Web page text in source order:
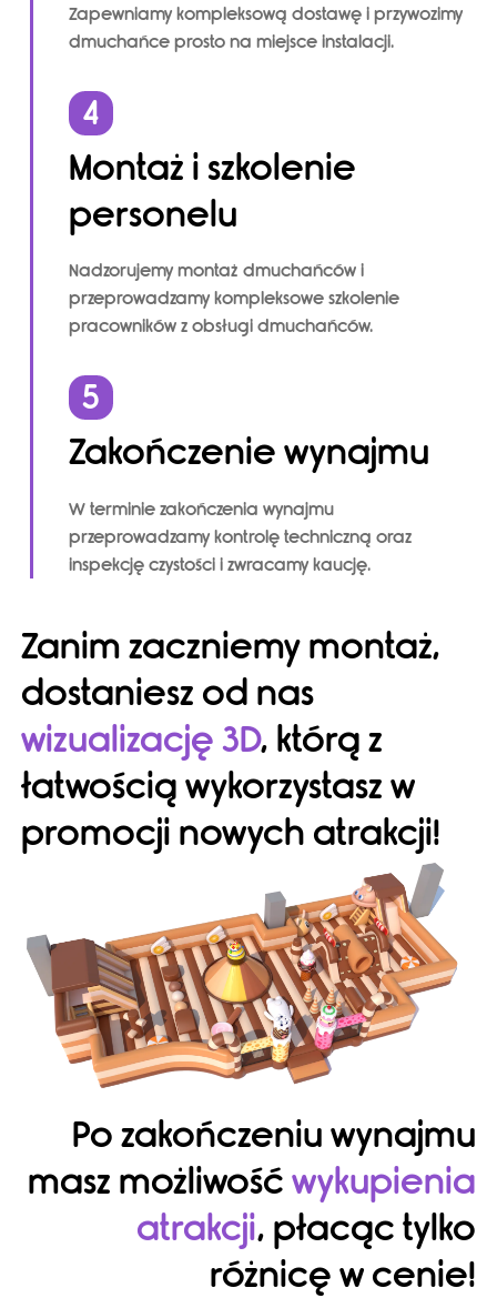
Zapewniamy kompleksową dostawę i przywozimy
dmuchańce prosto na miejsce instalacji.
4
Montaż i szkolenie
personelu
Nadzorujemy montaż dmuchańców i
przeprowadzamy kompleksowe szkolenie
pracowników z obsługi dmuchańców.
5
Zakończenie wynajmu
W terminie zakończenia wynajmu
przeprowadzamy kontrolę techniczną oraz
inspekcję czystości i zwracamy kaucję.
Zanim zaczniemy montaż,
dostaniesz od nas
wizualizację 3D, którą z
łatwością wykorzystasz w
promocji nowych atrakcji!
Po zakończeniu wynajmu
masz możliwość wykupienia
atrakcji, płacąc tylko
różnicę w cenie!